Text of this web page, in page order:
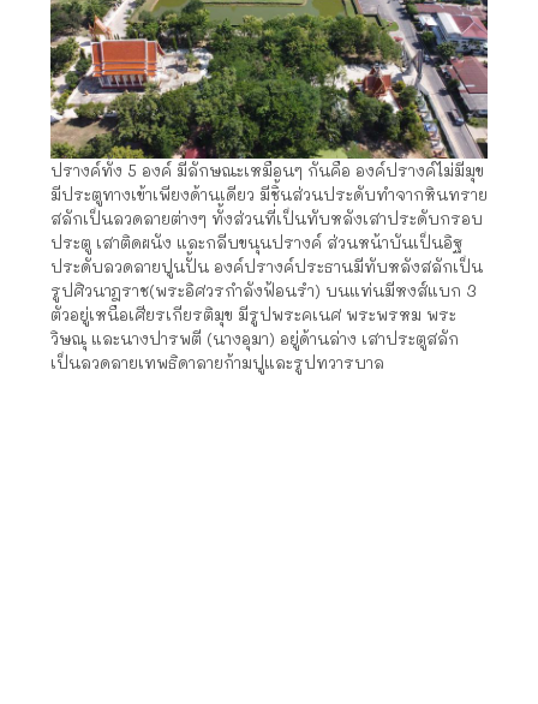
ปรางค์ทั้ง 5 องค์ มีลักษณะเหมือนๆ กันคือ องค์ปรางค์ไม่มีมุข
มีประตูทางเข้าเพียงด้านเดียว มีชิ้นส่วนประดับทำจากหินทราย
สลักเป็นลวดลายต่างๆ ทั้งส่วนที่เป็นทับหลังเสาประดับกรอบ
ประตู เสาติดผนัง และกลีบขนุนปรางค์ ส่วนหน้าบันเป็นอิฐ
ประดับลวดลายปูนปั้น องค์ปรางค์ประธานมีทับหลังสลักเป็น
รูปศิวนาฎราช(พระอิศวรกำลังฟ้อนรำ) บนแท่นมีหงส์แบก 3
ตัวอยู่เหนือเศียรเกียรติมุข มีรูปพระคเนศ พระพรหม พระ
วิษณุ และนางปารพตี (นางอุมา) อยู่ด้านล่าง เสาประตูสลัก
เป็นลวดลายเทพธิดาลายก้ามปูและรูปทวารบาล